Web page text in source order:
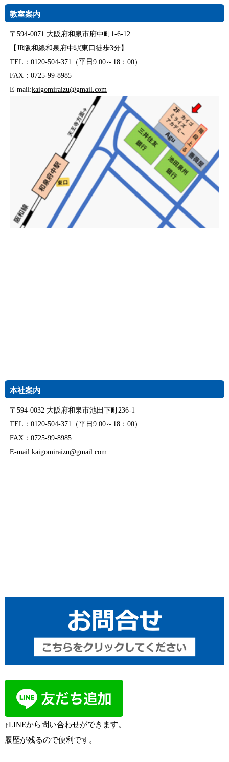
教室案内
〒594-0071 大阪府和泉市府中町1-6-12
【JR阪和線和泉府中駅東口徒歩3分】
TEL：0120-504-371（平日9:00～18：00）
FAX：0725-99-8985
E-mail:kaigomiraizu@gmail.com
本社案内
〒594-0032 大阪府和泉市池田下町236-1
TEL：0120-504-371（平日9:00～18：00）
FAX：0725-99-8985
E-mail:kaigomiraizu@gmail.com
↑LINEから問い合わせができます。
履歴が残るので便利です。